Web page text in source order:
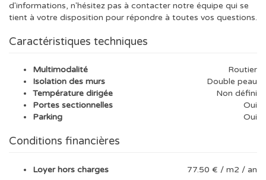
d'informations, n'hésitez pas à contacter notre équipe qui se
tient à votre disposition pour répondre à toutes vos questions.
Caractéristiques techniques
Multimodalité
Routier
Isolation des murs
Double peau
Température dirigée
Non défini
Portes sectionnelles
Oui
Parking
Oui
Conditions financières
Loyer hors charges 77.50 € / m2 / an